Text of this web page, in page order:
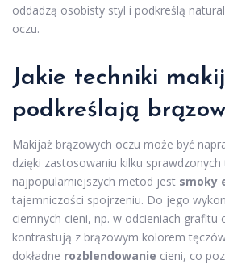
oddadzą osobisty styl i podkreślą
oczu.
Jakie techniki
podkreślają
Makijaż brązowych oczu może być
dzięki zastosowaniu kilku sprawdzonych
najpopularniejszych metod jest smoky
tajemniczości spojrzeniu. Do jego
ciemnych cieni, np. w odcieniach grafitu
kontrastują z brązowym kolorem
dokładne rozblendowanie cieni, co